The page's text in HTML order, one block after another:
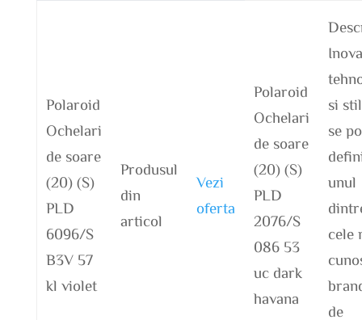
Polaroid
Ochelari
de soare
(20) (S)
PLD
6096/S
B3V 57
kl violet
Produsul
din
articol
Vezi
oferta
Polaroid
Ochelari
de soare
(20) (S)
PLD
2076/S
086 53
uc dark
havana
si
se
unul
cele
de